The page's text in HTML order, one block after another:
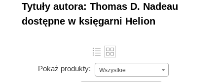
Tytuły autora: Thomas D. Nadeau
dostępne w księgarni Helion
Pokaż produkty: Wszystkie